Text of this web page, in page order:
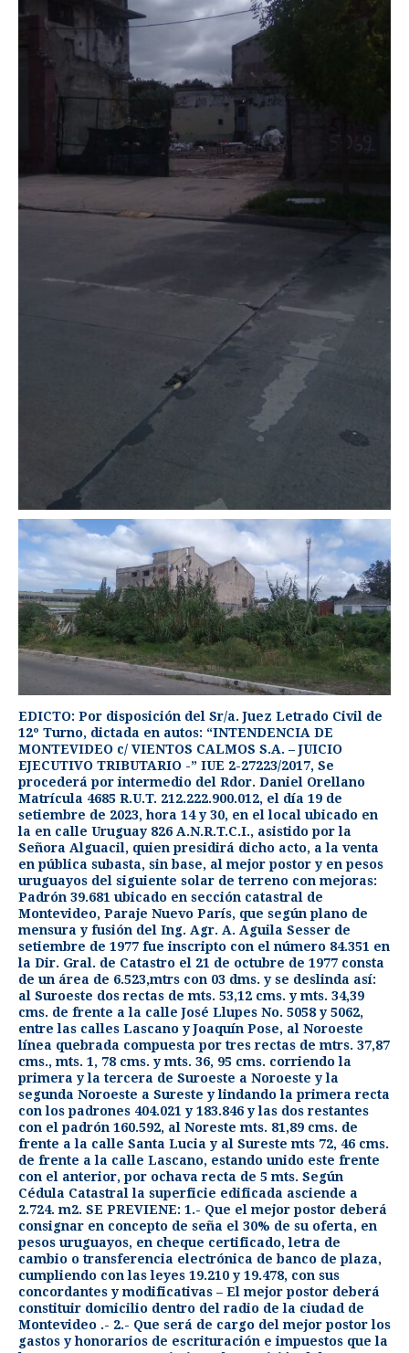
EDICTO: Por disposición del Sr/a. Juez Letrado Civil de
12º Turno, dictada en autos: “INTENDENCIA DE
MONTEVIDEO c/ VIENTOS CALMOS S.A. – JUICIO
EJECUTIVO TRIBUTARIO -” IUE 2-27223/2017, Se
procederá por intermedio del Rdor. Daniel Orellano
Matrícula 4685 R.U.T. 212.222.900.012, el día 19 de
setiembre de 2023, hora 14 y 30, en el local ubicado en
la en calle Uruguay 826 A.N.R.T.C.I., asistido por la
Señora Alguacil, quien presidirá dicho acto, a la venta
en pública subasta, sin base, al mejor postor y en pesos
uruguayos del siguiente solar de terreno con mejoras:
Padrón 39.681 ubicado en sección catastral de
Montevideo, Paraje Nuevo París, que según plano de
mensura y fusión del Ing. Agr. A. Aguila Sesser de
setiembre de 1977 fue inscripto con el número 84.351 en
la Dir. Gral. de Catastro el 21 de octubre de 1977 consta
de un área de 6.523,mtrs con 03 dms. y se deslinda así:
al Suroeste dos rectas de mts. 53,12 cms. y mts. 34,39
cms. de frente a la calle José Llupes No. 5058 y 5062,
entre las calles Lascano y Joaquín Pose, al Noroeste
línea quebrada compuesta por tres rectas de mtrs. 37,87
cms., mts. 1, 78 cms. y mts. 36, 95 cms. corriendo la
primera y la tercera de Suroeste a Noroeste y la
segunda Noroeste a Sureste y lindando la primera recta
con los padrones 404.021 y 183.846 y las dos restantes
con el padrón 160.592, al Noreste mts. 81,89 cms. de
frente a la calle Santa Lucia y al Sureste mts 72, 46 cms.
de frente a la calle Lascano, estando unido este frente
con el anterior, por ochava recta de 5 mts. Según
Cédula Catastral la superficie edificada asciende a
2.724. m2. SE PREVIENE: 1.- Que el mejor postor deberá
consignar en concepto de seña el 30% de su oferta, en
pesos uruguayos, en cheque certificado, letra de
cambio o transferencia electrónica de banco de plaza,
cumpliendo con las leyes 19.210 y 19.478, con sus
concordantes y modificativas – El mejor postor deberá
constituir domicilio dentro del radio de la ciudad de
Montevideo .- 2.- Que será de cargo del mejor postor los
gastos y honorarios de escrituración e impuestos que la